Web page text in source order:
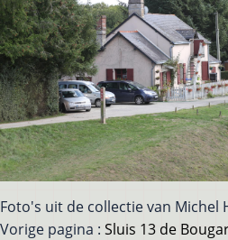
Foto's uit de collectie van Michel
Vorige pagina : Sluis 13 de